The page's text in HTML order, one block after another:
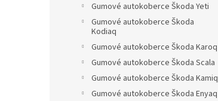
Gumové autokoberce Škoda Yeti
Gumové autokoberce Škoda
Kodiaq
Gumové autokoberce Škoda Karoq
Gumové autokoberce Škoda Scala
Gumové autokoberce Škoda Kamiq
Gumové autokoberce Škoda Enyaq